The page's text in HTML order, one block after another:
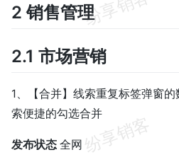
2 销售管理
2.1 市场营销
1、【合并】线索重复标签弹窗
索便捷的勾选合并
发布状态 全网